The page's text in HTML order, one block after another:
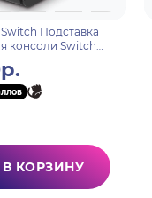
Подставка
консоли Switch
В КОРЗИНУ